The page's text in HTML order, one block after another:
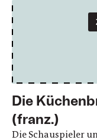
Die
(franz.)
Die Schauspieler